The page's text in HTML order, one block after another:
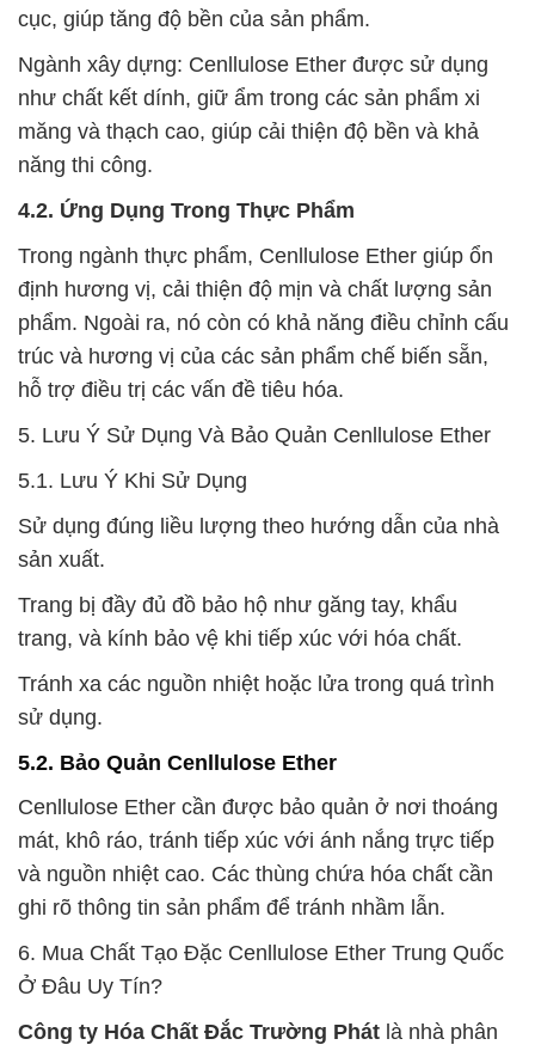
cục, giúp tăng độ bền của sản phẩm.
Ngành xây dựng: Cenllulose Ether được sử dụng
như chất kết dính, giữ ẩm trong các sản phẩm xi
măng và thạch cao, giúp cải thiện độ bền và khả
năng thi công.
4.2. Ứng Dụng Trong Thực Phẩm
Trong ngành thực phẩm, Cenllulose Ether giúp ổn
định hương vị, cải thiện độ mịn và chất lượng sản
phẩm. Ngoài ra, nó còn có khả năng điều chỉnh cấu
trúc và hương vị của các sản phẩm chế biến sẵn,
hỗ trợ điều trị các vấn đề tiêu hóa.
5. Lưu Ý Sử Dụng Và Bảo Quản Cenllulose Ether
5.1. Lưu Ý Khi Sử Dụng
Sử dụng đúng liều lượng theo hướng dẫn của nhà
sản xuất.
Trang bị đầy đủ đồ bảo hộ như găng tay, khẩu
trang, và kính bảo vệ khi tiếp xúc với hóa chất.
Tránh xa các nguồn nhiệt hoặc lửa trong quá trình
sử dụng.
5.2. Bảo Quản Cenllulose Ether
Cenllulose Ether cần được bảo quản ở nơi thoáng
mát, khô ráo, tránh tiếp xúc với ánh nắng trực tiếp
và nguồn nhiệt cao. Các thùng chứa hóa chất cần
ghi rõ thông tin sản phẩm để tránh nhầm lẫn.
6. Mua Chất Tạo Đặc Cenllulose Ether Trung Quốc
Ở Đâu Uy Tín?
Công ty Hóa Chất Đắc Trường Phát là nhà phân